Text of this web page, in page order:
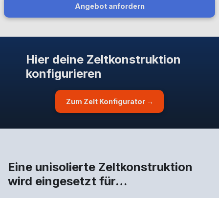
Angebot anfordern
Hier deine Zeltkonstruktion
konfigurieren
Zum Zelt Konfigurator →
Eine unisolierte Zeltkonstruktion
wird eingesetzt für…